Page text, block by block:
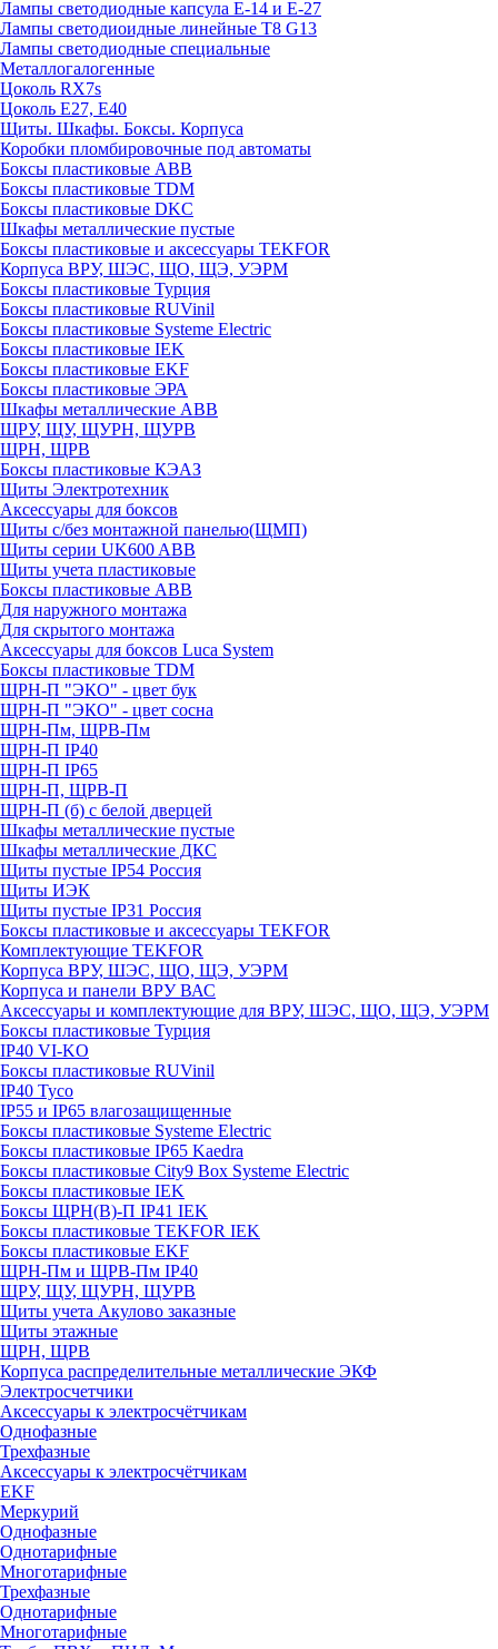
Лампы светодиодные капсула Е-14 и Е-27
Лампы светодиоидные линейные T8 G13
Лампы светодиодные специальные
Металлогалогенные
Цоколь RX7s
Цоколь Е27, E40
Щиты. Шкафы. Боксы. Корпуса
Коробки пломбировочные под автоматы
Боксы пластиковые ABB
Боксы пластиковые TDM
Боксы пластиковые DKC
Шкафы металлические пустые
Боксы пластиковые и аксессуары TEKFOR
Корпуса ВРУ, ШЭС, ЩО, ЩЭ, УЭРМ
Боксы пластиковые Турция
Боксы пластиковые RUVinil
Боксы пластиковые Systeme Electric
Боксы пластиковые IEK
Боксы пластиковые EKF
Боксы пластиковые ЭРА
Шкафы металлические ABB
ЩРУ, ЩУ, ЩУРН, ЩУРВ
ЩРН, ЩРВ
Боксы пластиковые КЭАЗ
Щиты Электротехник
Аксессуары для боксов
Щиты с/без монтажной панелью(ЩМП)
Щиты серии UK600 ABB
Щиты учета пластиковые
Боксы пластиковые ABB
Для наружного монтажа
Для скрытого монтажа
Аксессуары для боксов Luca System
Боксы пластиковые TDM
ЩРН-П "ЭКО" - цвет бук
ЩРН-П "ЭКО" - цвет сосна
ЩРН-Пм, ЩРВ-Пм
ЩРН-П IP40
ЩРН-П IP65
ЩРН-П, ЩРВ-П
ЩРН-П (б) с белой дверцей
Шкафы металлические пустые
Шкафы металлические ДКС
Щиты пустые IP54 Россия
Щиты ИЭК
Щиты пустые IP31 Россия
Боксы пластиковые и аксессуары TEKFOR
Комплектующие TEKFOR
Корпуса ВРУ, ШЭС, ЩО, ЩЭ, УЭРМ
Корпуса и панели ВРУ ВАС
Аксессуары и комплектующие для ВРУ, ШЭС, ЩО, ЩЭ, УЭРМ
Боксы пластиковые Турция
IP40 VI-KO
Боксы пластиковые RUVinil
IP40 Тусо
IP55 и IP65 влагозащищенные
Боксы пластиковые Systeme Electric
Боксы пластиковые IP65 Kaedra
Боксы пластиковые City9 Box Systeme Electric
Боксы пластиковые IEK
Боксы ЩРН(В)-П IP41 IEK
Боксы пластиковые TEKFOR IEK
Боксы пластиковые EKF
ЩРН-Пм и ЩРВ-Пм IP40
ЩРУ, ЩУ, ЩУРН, ЩУРВ
Щиты учета Акулово заказные
Щиты этажные
ЩРН, ЩРВ
Корпуса распределительные металлические ЭКФ
Электросчетчики
Аксессуары к электросчётчикам
Однофазные
Трехфазные
Аксессуары к электросчётчикам
EKF
Меркурий
Однофазные
Однотарифные
Многотарифные
Трехфазные
Однотарифные
Многотарифные